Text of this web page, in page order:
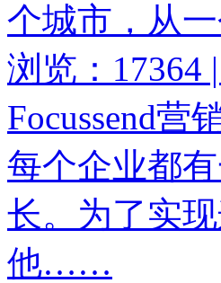
个城市，从
浏览：17364
Focussend营
每个企业都
长。为了实
他……